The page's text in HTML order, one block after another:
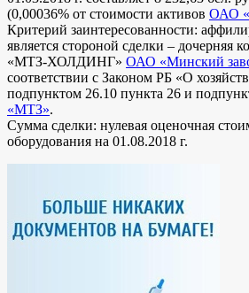
(0,00036% от стоимости активов ОАО
Критерий заинтересованности:
является стороной сделки – дочерняя
«МТЗ-ХОЛДИНГ» ОАО «Минский
соответствии с Законом РБ «О
подпунктом 26.10 пункта 26 и
«МТЗ».
Сумма сделки: нулевая оценочная
оборудования на 01.08.2018 г.